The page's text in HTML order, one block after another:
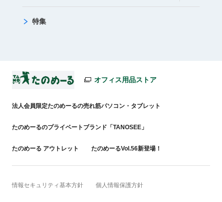
特集
オフィス用品ストア
法人会員限定たのめーるの売れ筋パソコン・タブレット
たのめーるのプライベートブランド「TANOSEE」
たのめーる アウトレット たのめーるVol.56新登場！
情報セキュリティ基本方針 個人情報保護方針